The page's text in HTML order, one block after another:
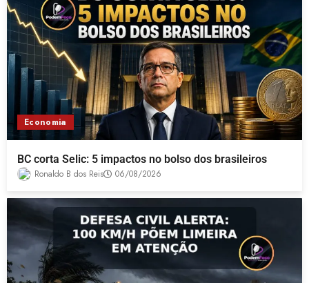
Economia
BC corta Selic: 5 impactos no bolso dos brasileiros
Ronaldo B dos Reis 06/08/2026